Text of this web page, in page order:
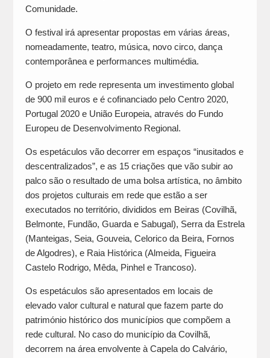
Comunidade.
O festival irá apresentar propostas em várias áreas,
nomeadamente, teatro, música, novo circo, dança
contemporânea e performances multimédia.
O projeto em rede representa um investimento global
de 900 mil euros e é cofinanciado pelo Centro 2020,
Portugal 2020 e União Europeia, através do Fundo
Europeu de Desenvolvimento Regional.
Os espetáculos vão decorrer em espaços “inusitados e
descentralizados”, e as 15 criações que vão subir ao
palco são o resultado de uma bolsa artística, no âmbito
dos projetos culturais em rede que estão a ser
executados no território, divididos em Beiras (Covilhã,
Belmonte, Fundão, Guarda e Sabugal), Serra da Estrela
(Manteigas, Seia, Gouveia, Celorico da Beira, Fornos
de Algodres), e Raia Histórica (Almeida, Figueira
Castelo Rodrigo, Mêda, Pinhel e Trancoso).
Os espetáculos são apresentados em locais de
elevado valor cultural e natural que fazem parte do
património histórico dos municípios que compõem a
rede cultural. No caso do município da Covilhã,
decorrem na área envolvente à Capela do Calvário,